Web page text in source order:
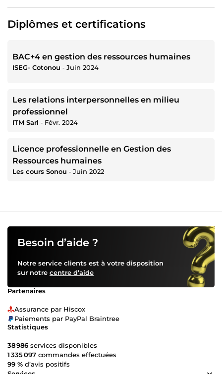
Diplômes et certifications
BAC+4 en gestion des ressources humaines
ISEG- Cotonou ‐ Juin 2024
Les relations interpersonnelles en milieu
professionnel
ITM Sarl ‐ Févr. 2024
Licence professionnelle en Gestion des
Ressources humaines
Les cours Sonou ‐ Juin 2022
Besoin d’aide ?
Notre service clients est à votre disposition
sur notre centre d’aide
Partenaires
Assurance par Hiscox
Paiements par PayPal Braintree
Statistiques
38 986 services disponibles
1 335 097 commandes effectuées
99 % d’avis positifs